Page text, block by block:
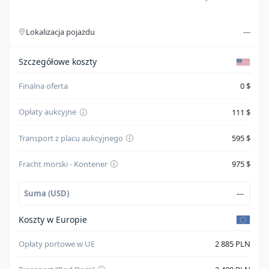
Typ paliwa Gasoline
Cylindry 4
System bezpieczeństwa --
Skrzynia biegów Automatic
Napęd Front Wheel Drive
Kolor karoserii Czarny
Lokalizacja pojazdu ---
Szczegóły kosztów
Szczegółowe koszty
Finalna oferta 0 $
Opłaty aukcyjne 111 $
Transport z placu aukcyjnego 595 $
Fracht morski - Kontener 975 $
Suma (USD) ---
Koszty w Europie
Opłaty portowe w UE 2 885 PLN